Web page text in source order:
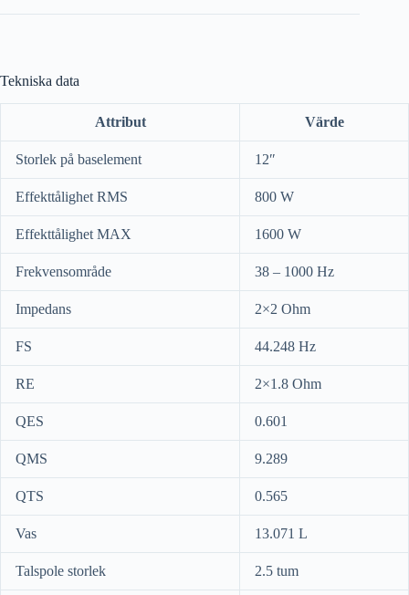
Tekniska data
Attribut Värde
Storlek på baselement 12″
Effekttålighet RMS 800 W
Effekttålighet MAX 1600 W
Frekvensområde 38 – 1000 Hz
Impedans 2×2 Ohm
FS 44.248 Hz
RE 2×1.8 Ohm
QES 0.601
QMS 9.289
QTS 0.565
Vas 13.071 L
Talspole storlek 2.5 tum